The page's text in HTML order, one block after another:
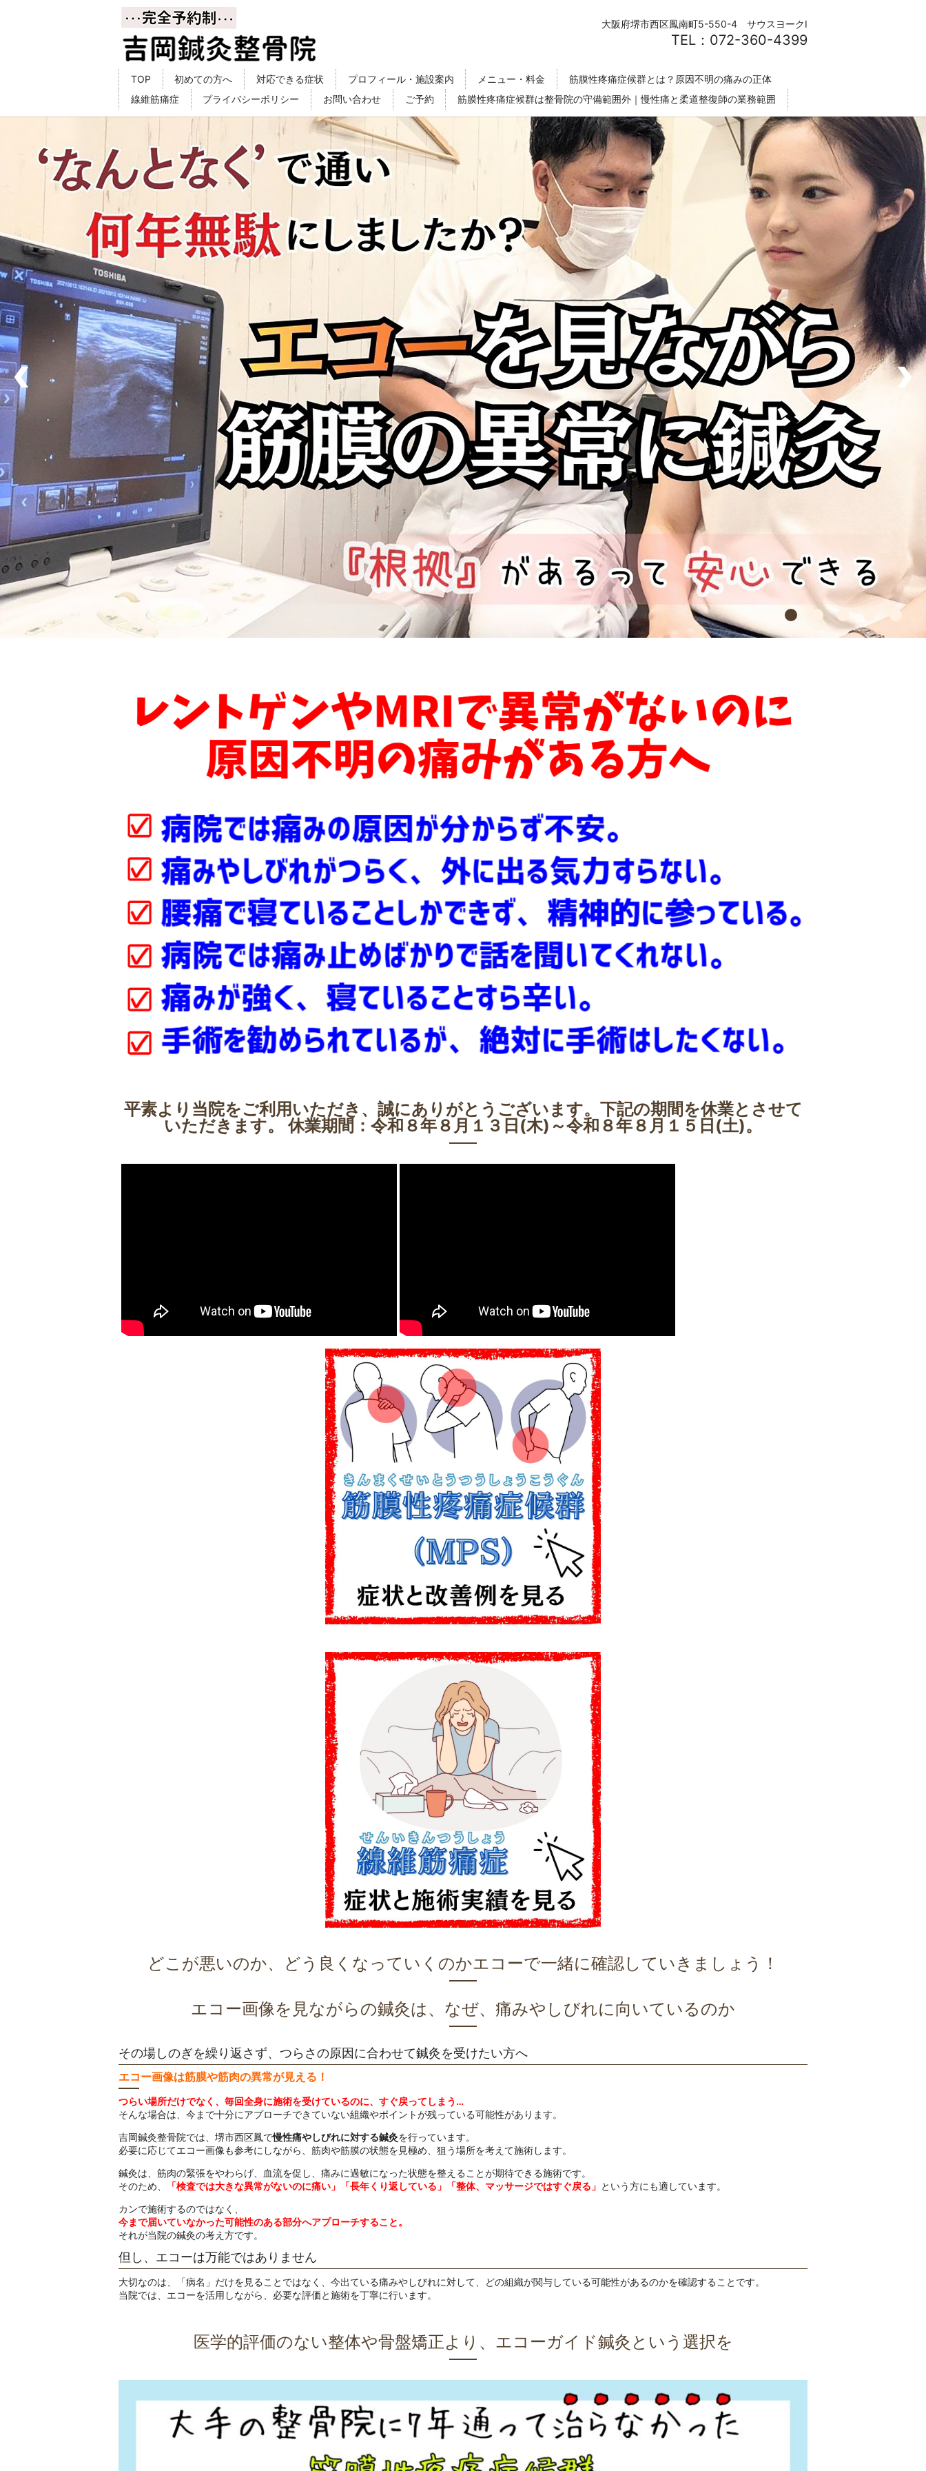
大阪府堺市西区鳳南町5-550-4 サウスヨークⅠ
TEL：072-360-4399
TOP 初めての方へ 対応できる症状 プロフィール・施設案内 メニュー・料金
筋膜性疼痛症候群とは？原因不明の痛みの正体
線維筋痛症
プライバシーポリシー お問い合わせ ご予約 筋膜性疼痛症候群は整骨院の守備範囲外｜慢性痛と柔道整復師の業務範囲
平素より当院をご利用いただき、誠にありがとうございます。下記の期間を休業とさせて
いただきます。 休業期間：令和８年８月１３日(木)～令和８年８月１５日(土)。
どこが悪いのか、どう良くなっていくのかエコーで一緒に確認していきましょう！
エコー画像を見ながらの鍼灸は、なぜ、痛みやしびれに向いているのか
その場しのぎを繰り返さず、つらさの原因に合わせて鍼灸を受けたい方へ
エコー画像は筋膜や筋肉の異常が見える！
つらい場所だけでなく、毎回全身に施術を受けているのに、すぐ戻ってしまう…
そんな場合は、今まで十分にアプローチできていない組織やポイントが残っている可能性があります。
吉岡鍼灸整骨院では、堺市西区鳳で慢性痛やしびれに対する鍼灸を行っています。
必要に応じてエコー画像も参考にしながら、筋肉や筋膜の状態を見極め、狙う場所を考えて施術します。
鍼灸は、筋肉の緊張をやわらげ、血流を促し、痛みに過敏になった状態を整えることが期待できる施術です。
そのため、
「検査では大きな異常がないのに痛い」「長年くり返している」「整体、マッサージではすぐ戻る」 という方にも適しています。
カンで施術するのではなく、
今まで届いていなかった可能性のある部分へアプローチすること。
それが当院の鍼灸の考え方です。
但し、エコーは万能ではありません
大切なのは、「病名」だけを見ることではなく、今出ている痛みやしびれに対して、どの組織が関与している可能性があるのかを確認することです。
当院では、エコーを活用しながら、必要な評価と施術を丁寧に行います。
医学的評価のない整体や骨盤矯正より、エコーガイド鍼灸という選択を